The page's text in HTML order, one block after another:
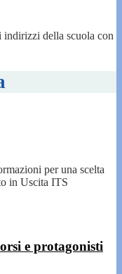
della scuola con
per una scelta
in Uscita ITS
e protagonisti